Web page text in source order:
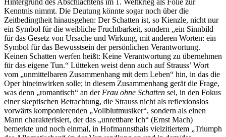
Kenntnis nimmt. Die Deutung könnte sogar noch über die
Zeitbedingtheit hinausgehen: Der Schatten ist, so Kienzle, nicht nur
ein Symbol für die weibliche Fruchtbarkeit, sondern „ein Sinnbild
für das Gesetz von Ursache und Wirkung, mit anderen Worten: ein
Symbol für das Bewusstsein der persönlichen Verantwortung.
Keinen Schatten werfen heißt: Keine Verantwortung zu übernehmen
für das eigene Tun.“ Lütteken weist denn auch auf Strauss’ Wort
vom „unmittelbaren Zusammenhang mit dem Leben“ hin, in das die
Oper hineinwirken solle; in diesem Zusammenhang gerät die Frage,
was denn „romantisch“ an der Frau ohne Schatten sei, in den Fokus
einer skeptischen Betrachtung, die Strauss nicht als reflexionslos
vorwärts komponierenden „Vollblutmusiker“, sondern als einen
Mann charakterisiert, der das „unrettbare Ich“ (Ernst Mach)
bemerkte und noch einmal, in Hofmannsthals vielzitiertem „Triumph